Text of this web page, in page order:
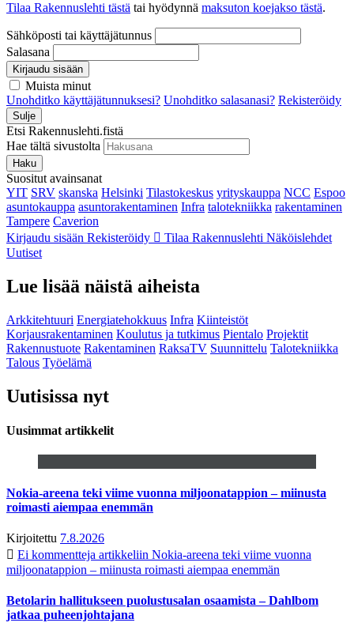
Tilaa Rakennuslehti tästä tai hyödynnä maksuton koejakso tästä.
Sähköposti tai käyttäjätunnus
Salasana
Kirjaudu sisään
Muista minut
Unohditko käyttäjätunnuksesi? Unohditko salasanasi? Rekisteröidy
Sulje
Etsi Rakennuslehti.fistä
Hae tältä sivustolta
Haku
Suositut avainsanat
YIT SRV skanska Helsinki Tilastokeskus yrityskauppa NCC Espoo
asuntokauppa asuntorakentaminen Infra talotekniikka rakentaminen
Tampere Caverion
Kirjaudu sisään Rekisteröidy Tilaa Rakennuslehti Näköislehdet
Uutiset
Lue lisää näistä aiheista
Arkkitehtuuri Energiatehokkuus Infra Kiinteistöt
Korjausrakentaminen Koulutus ja tutkimus Pientalo Projektit
Rakennustuote Rakentaminen RaksaTV Suunnittelu Talotekniikka
Talous Työelämä
Uutisissa nyt
Uusimmat artikkelit
Nokia-areena teki viime vuonna miljoonatappion – miinusta
roimasti aiempaa enemmän
Kirjoitettu 7.8.2026
Ei kommentteja artikkeliin Nokia-areena teki viime vuonna
miljoonatappion – miinusta roimasti aiempaa enemmän
Betolarin hallitukseen puolustusalan osaamista – Dahlbom
jatkaa puheenjohtajana